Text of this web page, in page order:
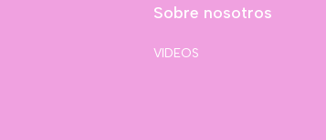
Sobre nosotros
VIDEOS